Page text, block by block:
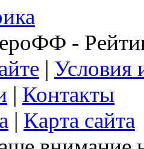
-
| Условия
| Контакты
| Карта сайта